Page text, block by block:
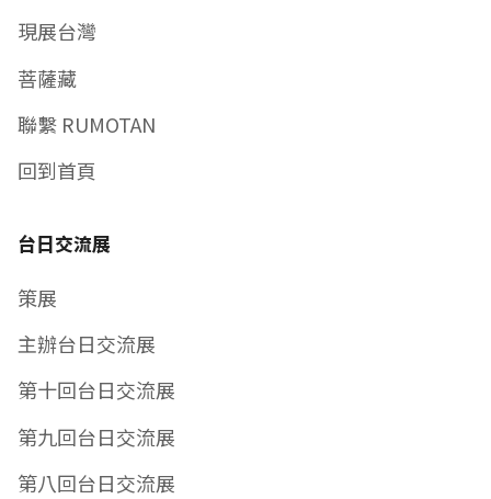
現展台灣
菩薩藏
聯繫 RUMOTAN
回到首頁
台日交流展
策展
主辦台日交流展
第十回台日交流展
第九回台日交流展
第八回台日交流展